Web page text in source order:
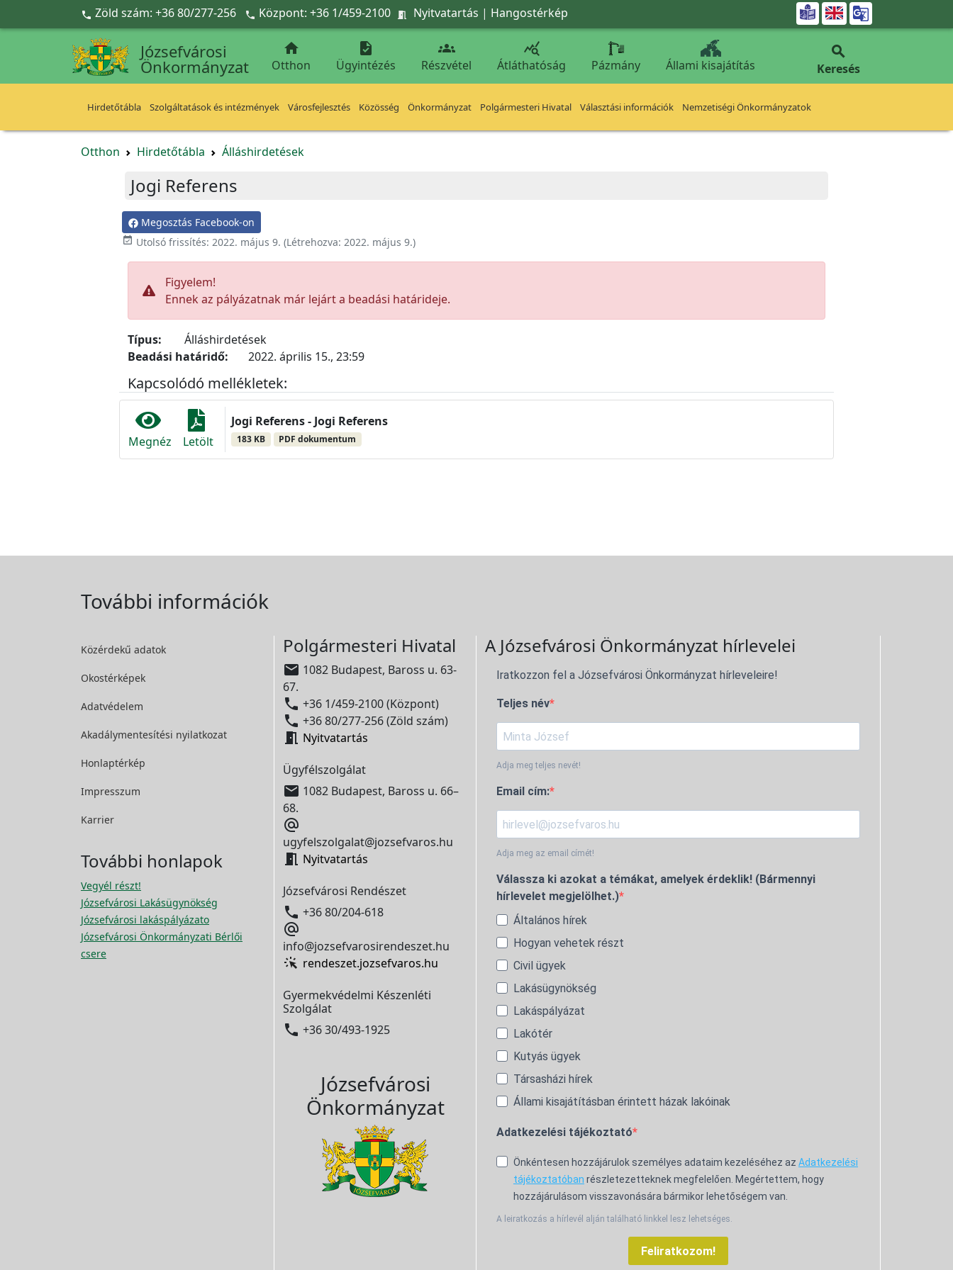
Ugrás a fő tartalomra
 Zöld szám: +36 80/277-256  Központ: +36 1/459-2100  Nyitvatartás | Hangostérkép 
Józsefvárosi
Önkormányzat

Otthon

Ügyintézés

Részvétel

Átláthatóság Pázmány Állami kisajátítás

Keresés
Hirdetőtábla Szolgáltatások és intézmények Városfejlesztés Közösség Önkormányzat Polgármesteri Hivatal Választási információk Nemzetiségi Önkormányzatok
Otthon Hirdetőtábla Álláshirdetések
Jogi Referens
Megosztás Facebook-on
 Utolsó frissítés: 2022. május 9. (Létrehozva: 2022. május 9.)
Figyelem!
Ennek az pályázatnak már lejárt a beadási határideje.
Típus:
Álláshirdetések
Beadási határidő:
2022. április 15., 23:59
Kapcsolódó mellékletek:
Megnéz Letölt
Jogi Referens - Jogi Referens
183 KB PDF dokumentum
További információk
Közérdekű adatok
Okostérképek
Adatvédelem
Akadálymentesítési nyilatkozat
Honlaptérkép
Impresszum
Karrier
További honlapok
Vegyél részt!
Józsefvárosi Lakásügynökség
Józsefvárosi lakáspályázato
Józsefvárosi Önkormányzati Bérlői
csere
Polgármesteri Hivatal
 1082 Budapest, Baross u. 63-
67.
 +36 1/459-2100 (Központ)
 +36 80/277-256 (Zöld szám)
 Nyitvatartás
Ügyfélszolgálat
 1082 Budapest, Baross u. 66–
68.

ugyfelszolgalat@jozsefvaros.hu
 Nyitvatartás
Józsefvárosi Rendészet
 +36 80/204-618

info@jozsefvarosirendeszet.hu
rendeszet.jozsefvaros.hu
Gyermekvédelmi Készenléti
Szolgálat
 +36 30/493-1925
Józsefvárosi
Önkormányzat
A Józsefvárosi Önkormányzat hírlevelei
Iratkozzon fel a Józsefvárosi Önkormányzat hírleveleire!
Teljes név
Adja meg teljes nevét!
Email cím:
Adja meg az email címét!
Válassza ki azokat a témákat, amelyek érdeklik! (Bármennyi
hírlevelet megjelölhet.)
Általános hírek
Hogyan vehetek részt
Civil ügyek
Lakásügynökség
Lakáspályázat
Lakótér
Kutyás ügyek
Társasházi hírek
Állami kisajátításban érintett házak lakóinak
Adatkezelési tájékoztató
Önkéntesen hozzájárulok személyes adataim kezeléséhez az Adatkezelési
tájékoztatóban részletezetteknek megfelelően. Megértettem, hogy
hozzájárulásom visszavonására bármikor lehetőségem van.
A leiratkozás a hírlevél alján található linkkel lesz lehetséges.
Feliratkozom!